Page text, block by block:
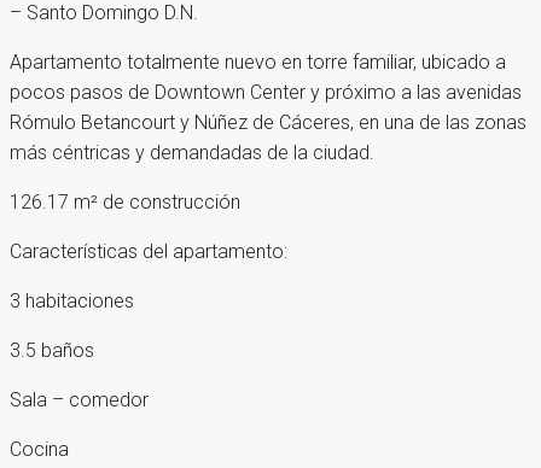
– Santo Domingo D.N.
Apartamento totalmente nuevo en torre familiar, ubicado a
pocos pasos de Downtown Center y próximo a las avenidas
Rómulo Betancourt y Núñez de Cáceres, en una de las zonas
más céntricas y demandadas de la ciudad.
126.17 m² de construcción
Características del apartamento:
3 habitaciones
3.5 baños
Sala – comedor
Cocina